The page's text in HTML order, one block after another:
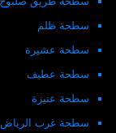
سطحة ظلم
سطحة عشيرة
سطحة عطيف
سطحة عنيزة
سطحة غرب الرياض